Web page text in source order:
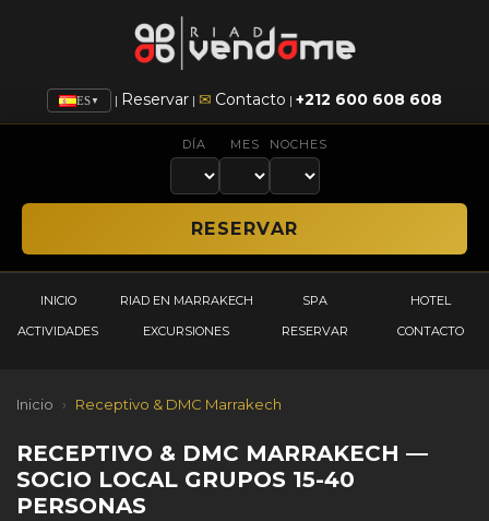
ES▼ | Reservar | ✉ Contacto | +212 600 608 608
DÍA MES NOCHES
INICIO RIAD EN MARRAKECH SPA
HOTEL
ACTIVIDADES
EXCURSIONES RESERVAR CONTACTO
Inicio › Receptivo & DMC Marrakech
RECEPTIVO & DMC MARRAKECH —
SOCIO LOCAL GRUPOS 15-40
PERSONAS